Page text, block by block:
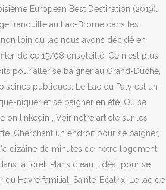
European Best Destination (2019).
tranquille au Lac-Brome dans les
non loin du lac nous avons décidé en
de ce 15/08 ensoleillé. Ce n'est plus
pour aller se baigner au Grand-Duché,
publiques. Le Lac du Paty est un
niquer et se baigner en été. Où se
on linkedin . Voir notre article sur les
Cherchant un endroit pour se baigner,
dizaine de minutes de notre logement
la forêt. Plans d'eau . Idéal pour se
du Havre familial, Sainte-Béatrix. Le lac de